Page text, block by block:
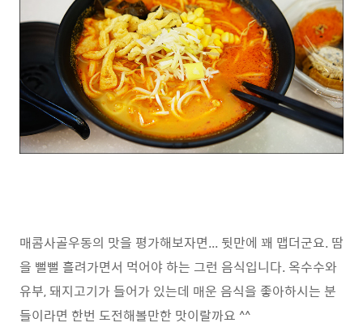
매콤사골우동의 맛을 평가해보자면... 뒷만에 꽤 맵더군요. 땀
을 뻘뻘 흘려가면서 먹어야 하는 그런 음식입니다. 옥수수와
유부, 돼지고기가 들어가 있는데 매운 음식을 좋아하시는 분
들이라면 한번 도전해볼만한 맛이랄까요 ^^